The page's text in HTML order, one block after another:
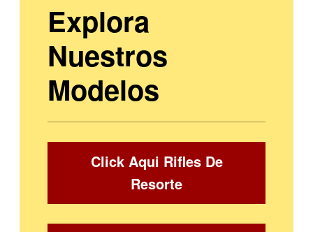
Explora
Nuestros
Modelos
Click Aqui Rifles De
Resorte